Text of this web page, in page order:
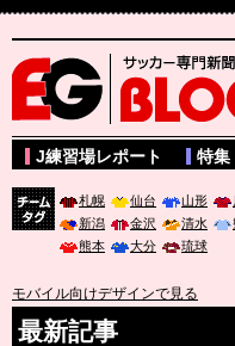
サッカー専門新聞ELGOLAZO
J練習場レポート 特集
札幌 仙台 山形
新潟
金沢 清水
熊本
大分 琉球
モバイル向けデザインで見る
最新記事